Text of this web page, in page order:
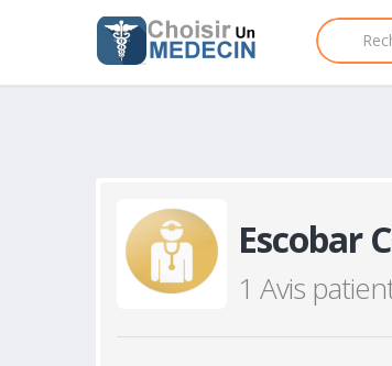
Escobar
1 Avis